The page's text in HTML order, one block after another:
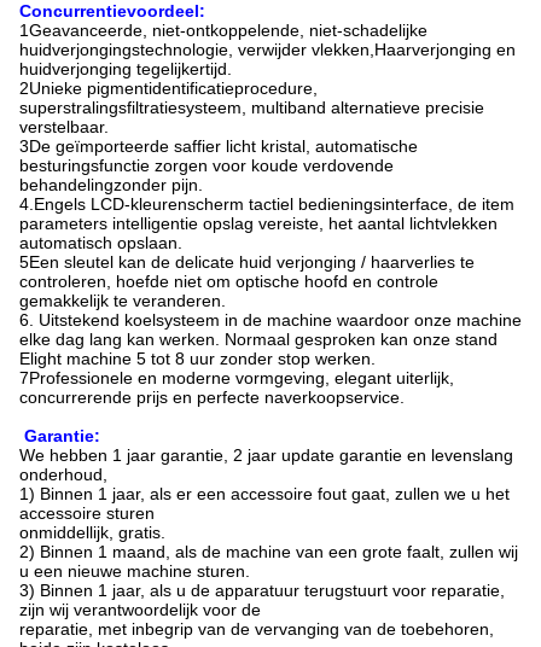
Concurrentievoordeel:
1Geavanceerde, niet-ontkoppelende, niet-schadelijke
huidverjongingstechnologie, verwijder vlekken,Haarverjonging en
huidverjonging tegelijkertijd.
2Unieke pigmentidentificatieprocedure,
superstralingsfiltratiesysteem, multiband alternatieve precisie
verstelbaar.
3De geïmporteerde saffier licht kristal, automatische
besturingsfunctie zorgen voor koude verdovende
behandelingzonder pijn.
4.Engels LCD-kleurenscherm tactiel bedieningsinterface, de item
parameters intelligentie opslag vereiste, het aantal lichtvlekken
automatisch opslaan.
5Een sleutel kan de delicate huid verjonging / haarverlies te
controleren, hoefde niet om optische hoofd en controle
gemakkelijk te veranderen.
6. Uitstekend koelsysteem in de machine waardoor onze machine
elke dag lang kan werken. Normaal gesproken kan onze stand
Elight machine 5 tot 8 uur zonder stop werken.
7Professionele en moderne vormgeving, elegant uiterlijk,
concurrerende prijs en perfecte naverkoopservice.
Garantie:
We hebben 1 jaar garantie, 2 jaar update garantie en levenslang
onderhoud,
1) Binnen 1 jaar, als er een accessoire fout gaat, zullen we u het
accessoire sturen
onmiddellijk, gratis.
2) Binnen 1 maand, als de machine van een grote faalt, zullen wij
u een nieuwe machine sturen.
3) Binnen 1 jaar, als u de apparatuur terugstuurt voor reparatie,
zijn wij verantwoordelijk voor de
reparatie, met inbegrip van de vervanging van de toebehoren,